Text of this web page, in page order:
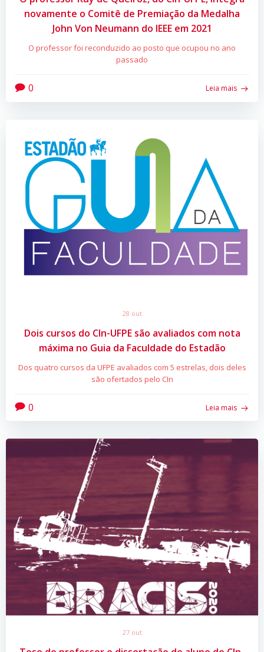
novamente o Comitê de Premiação da Medalha
John Von Neumann do IEEE em 2021
O professor foi reconduzido ao posto que ocupou no ano
passado
0 Leia mais
28 out
Dois cursos do CIn-UFPE são avaliados com nota
máxima no Guia da Faculdade do Estadão
Dos quatro cursos da UFPE avaliados com 5 estrelas, dois deles
são ofertados pelo CIn
0 Leia mais
27 out